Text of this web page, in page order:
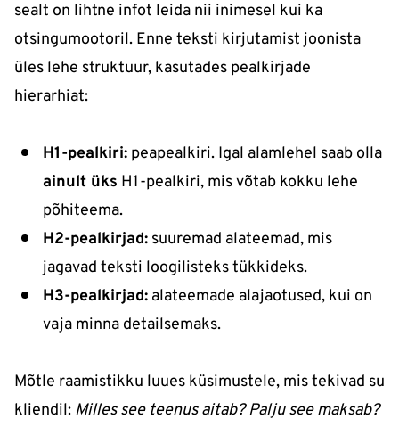
sealt on lihtne infot leida nii inimesel kui ka
otsingumootoril. Enne teksti kirjutamist joonista
üles lehe struktuur, kasutades pealkirjade
hierarhiat:
H1-pealkiri: peapealkiri. Igal alamlehel saab olla
ainult üks H1-pealkiri, mis võtab kokku lehe
põhiteema.
H2-pealkirjad: suuremad alateemad, mis
jagavad teksti loogilisteks tükkideks.
H3-pealkirjad: alateemade alajaotused, kui on
vaja minna detailsemaks.
Mõtle raamistikku luues küsimustele, mis tekivad su
kliendil: Milles see teenus aitab? Palju see maksab?